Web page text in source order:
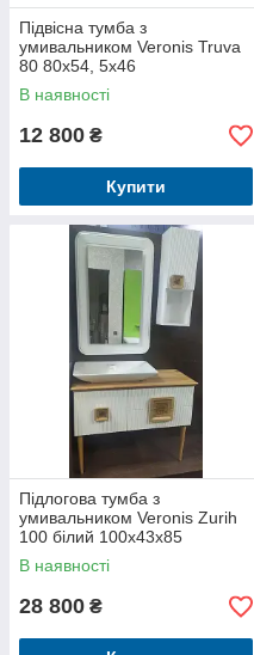
Підвісна тумба з
умивальником Veronis Truva
80 80х54, 5х46
В наявності
12 800 ₴
Купити
Підлогова тумба з
умивальником Veronis Zurih
100 білий 100х43х85
В наявності
28 800 ₴